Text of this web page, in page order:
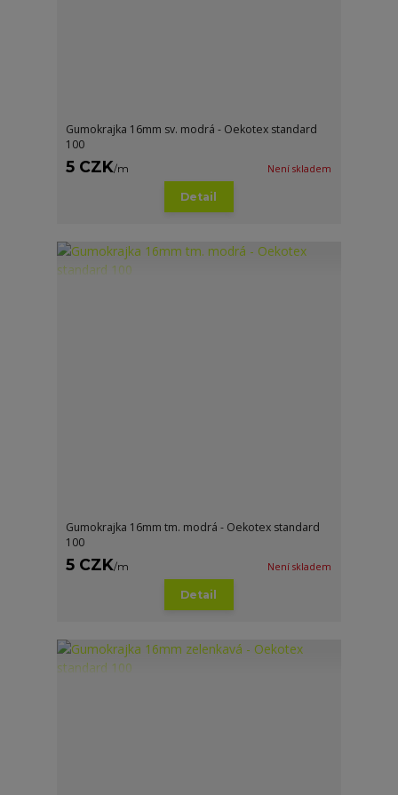
Gumokrajka 16mm sv. modrá - Oekotex standard
100
5 CZK/m Není skladem
Detail
Gumokrajka 16mm tm. modrá - Oekotex standard
100
5 CZK/m Není skladem
Detail